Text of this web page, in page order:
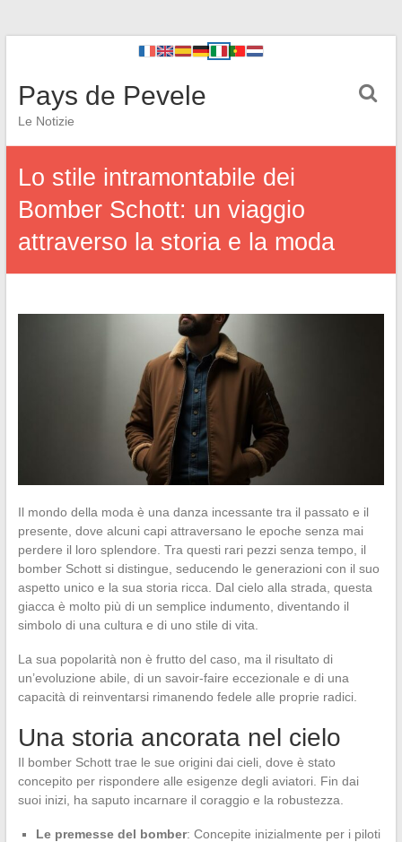
Pays de Pevele
Le Notizie
Lo stile intramontabile dei
Bomber Schott: un viaggio
attraverso la storia e la moda
Il mondo della moda è una danza incessante tra il passato e il
presente, dove alcuni capi attraversano le epoche senza mai
perdere il loro splendore. Tra questi rari pezzi senza tempo, il
bomber Schott si distingue, seducendo le generazioni con il suo
aspetto unico e la sua storia ricca. Dal cielo alla strada, questa
giacca è molto più di un semplice indumento, diventando il
simbolo di una cultura e di uno stile di vita.
La sua popolarità non è frutto del caso, ma il risultato di
un’evoluzione abile, di un savoir-faire eccezionale e di una
capacità di reinventarsi rimanendo fedele alle proprie radici.
Una storia ancorata nel cielo
Il bomber Schott trae le sue origini dai cieli, dove è stato
concepito per rispondere alle esigenze degli aviatori. Fin dai
suoi inizi, ha saputo incarnare il coraggio e la robustezza.
Le premesse del bomber: Concepite inizialmente per i piloti